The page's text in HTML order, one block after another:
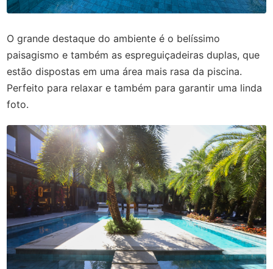
O grande destaque do ambiente é o belíssimo
paisagismo e também as espreguiçadeiras duplas, que
estão dispostas em uma área mais rasa da piscina.
Perfeito para relaxar e também para garantir uma linda
foto.